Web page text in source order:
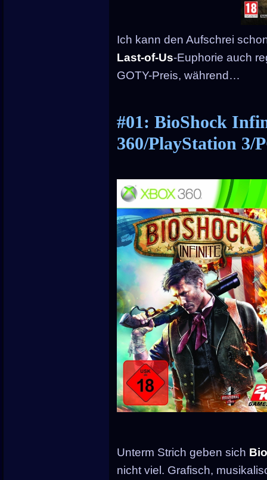
Ich kann den Aufschrei
Last-of-Us-Euphorie auch
GOTY-Preis, während…
#01: BioShock
360/PlayStation 3/
Unterm Strich geben sich
nicht viel. Grafisch,